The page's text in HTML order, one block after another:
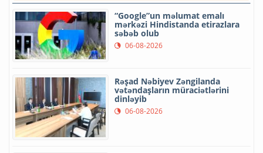
“Google”un məlumat emalı
mərkəzi Hindistanda etirazlara
səbəb olub
06-08-2026
Rəşad Nəbiyev Zəngilanda
vətəndaşların müraciətlərini
dinləyib
06-08-2026